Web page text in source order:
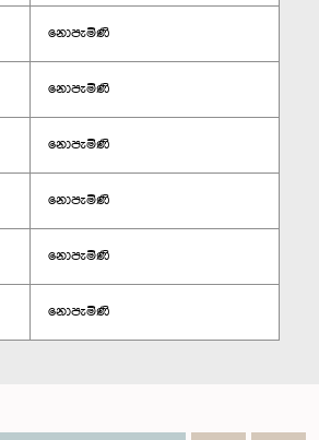
නොපැමිණි
නොපැමිණි
නොපැමිණි
නොපැමිණි
නොපැමිණි
නොපැමිණි